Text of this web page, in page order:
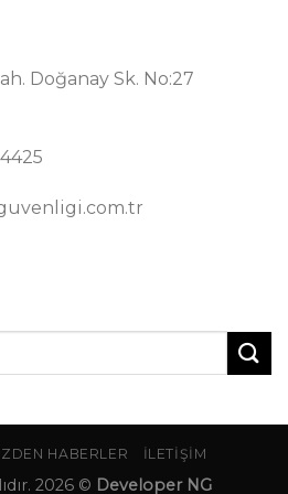
Doğanay Sk. No:27
HABERLER İLETIŞIM
2026 © Developer NG